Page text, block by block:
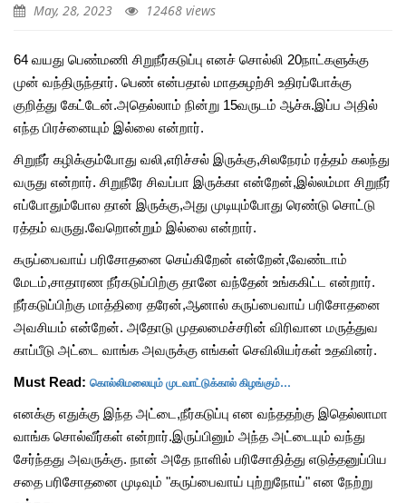
May, 28, 2023 12468 views
64 வயது பெண்மணி சிறுநீர்கடுப்பு எனச் சொல்லி 20நாட்களுக்கு
முன் வந்திருந்தார். பெண் என்பதால் மாதசுழற்சி உதிரப்போக்கு
குறித்து கேட்டேன்.அதெல்லாம் நின்று 15வருடம் ஆச்சு.இப்ப அதில்
எந்த பிரச்னையும் இல்லை என்றார்.
சிறுநீர் கழிக்கும்போது வலி,எரிச்சல் இருக்கு,சிலநேரம் ரத்தம் கலந்து
வருது என்றார். சிறுநீரே சிவப்பா இருக்கா என்றேன்,இல்லம்மா சிறுநீர்
எப்போதும்போல தான் இருக்கு,அது முடியும்போது ரெண்டு சொட்டு
ரத்தம் வருது.வேறொன்றும் இல்லை என்றார்.
கருப்பைவாய் பரிசோதனை செய்கிறேன் என்றேன்,வேண்டாம்
மேடம்,சாதாரண நீர்கடுப்பிற்கு தானே வந்தேன் உங்ககிட்ட என்றார்.
நீர்கடுப்பிற்கு மாத்திரை தரேன்,ஆனால் கருப்பைவாய் பரிசோதனை
அவசியம் என்றேன். அதோடு முதலமைச்சரின் விரிவான மருத்துவ
காப்பீடு அட்டை வாங்க அவருக்கு எங்கள் செவிலியர்கள் உதவினர்.
Must Read: கொல்லிமலையும் முடவாட்டுக்கால் கிழங்கும்…
எனக்கு எதுக்கு இந்த அட்டை,நீர்கடுப்பு என வந்ததற்கு இதெல்லாமா
வாங்க சொல்வீர்கள் என்றார்.இருப்பினும் அந்த அட்டையும் வந்து
சேர்ந்தது அவருக்கு. நான் அதே நாளில் பரிசோதித்து எடுத்தனுப்பிய
சதை பரிசோதனை முடிவும் "கருப்பைவாய் புற்றுநோய்" என நேற்று